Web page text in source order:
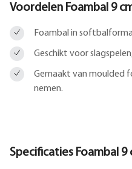
Voordelen Foambal 9
Foambal in
Geschikt voor
Gemaakt van moulded
nemen.
Specificaties Foambal 9